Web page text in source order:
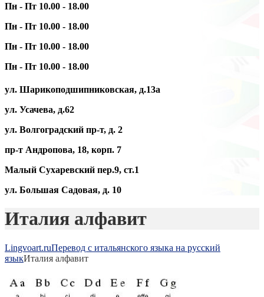
Пн - Пт 10.00 - 18.00
Пн - Пт 10.00 - 18.00
Пн - Пт 10.00 - 18.00
Пн - Пт 10.00 - 18.00
ул. Шарикоподшипниковская, д.13а
ул. Усачева, д.62
ул. Волгоградский пр-т, д. 2
пр-т Андропова, 18, корп. 7
Малый Сухаревский пер.9, ст.1
ул. Большая Садовая, д. 10
Италия алфавит
Lingvoart.ruПеревод с итальянского языка на русский
языкИталия алфавит